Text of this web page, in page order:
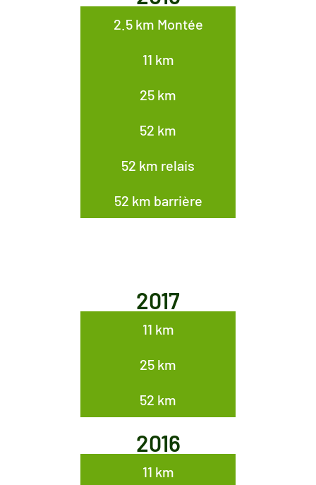
2.5 km Montée
11 km
25 km
52 km
52 km relais
52 km barrière
2017
11 km
25 km
52 km
2016
11 km